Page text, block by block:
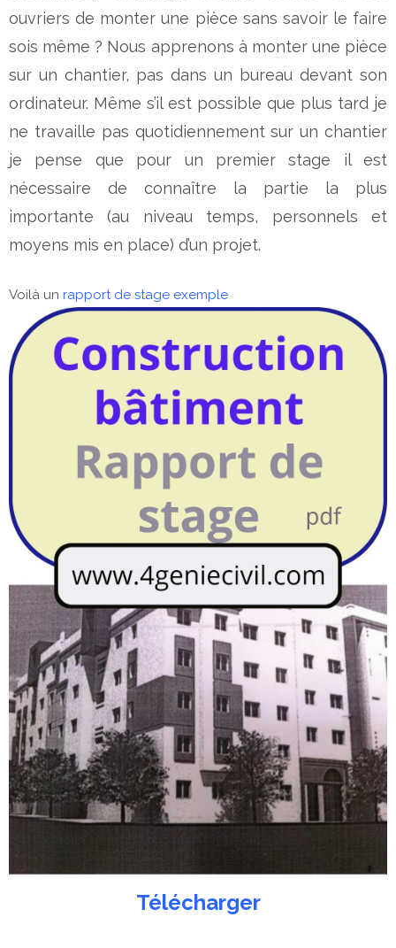
ouvriers de monter une pièce sans savoir le faire
sois même ? Nous apprenons à monter une pièce
sur un chantier, pas dans un bureau devant son
ordinateur. Même s’il est possible que plus tard je
ne travaille pas quotidiennement sur un chantier
je pense que pour un premier stage il est
nécessaire de connaître la partie la plus
importante (au niveau temps, personnels et
moyens mis en place) d’un projet.
Voilà un rapport de stage exemple
Télécharger